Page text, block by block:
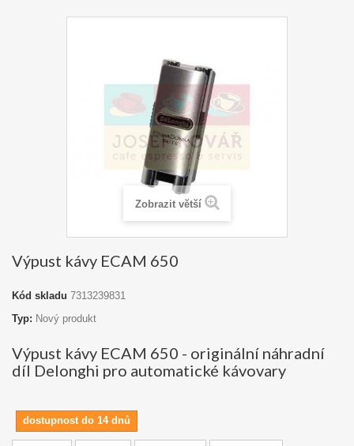
Zobrazit větší
Výpust kávy ECAM 650
Kód skladu 7313239831
Typ: Nový produkt
Výpust kávy ECAM 650 - originální náhradní
díl Delonghi pro automatické kávovary
dostupnost do 14 dnů